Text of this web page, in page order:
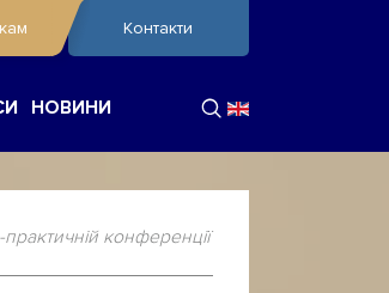
Контакти
НОВИНИ
конференції